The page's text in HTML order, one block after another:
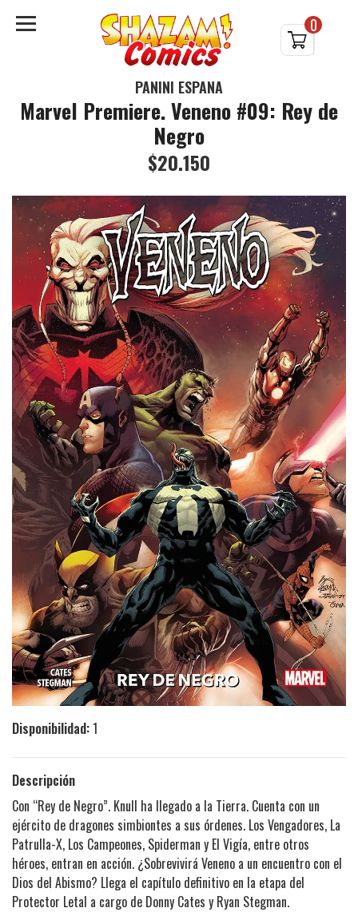
0
PANINI ESPAÑA
Marvel Premiere. Veneno #09: Rey de
Negro
$20.150
Disponibilidad:1
Descripción
Con “Rey de Negro”. Knull ha llegado a la Tierra. Cuenta con un
ejército de dragones simbiontes a sus órdenes. Los Vengadores, La
Patrulla-X, Los Campeones, Spiderman y El Vigía, entre otros
héroes, entran en acción. ¿Sobrevivirá Veneno a un encuentro con el
Dios del Abismo? Llega el capítulo definitivo en la etapa del
Protector Letal a cargo de Donny Cates y Ryan Stegman.